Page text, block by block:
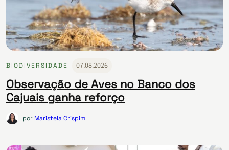
BIODIVERSIDADE 07.08.2026
Observação de Aves no Banco dos
Cajuais ganha reforço
por Maristela Crispim